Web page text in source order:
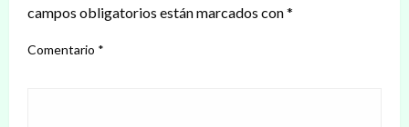
campos obligatorios están marcados con*
Comentario *